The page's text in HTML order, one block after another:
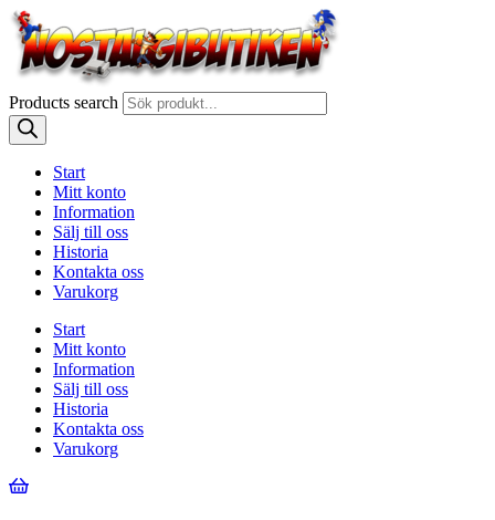
Products search
Start
Mitt konto
Information
Sälj till oss
Historia
Kontakta oss
Varukorg
Start
Mitt konto
Information
Sälj till oss
Historia
Kontakta oss
Varukorg